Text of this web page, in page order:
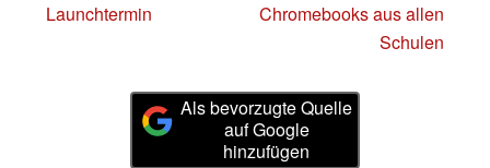
Launchtermin
Chromebooks aus allen
Schulen
Als bevorzugte Quelle
auf Google
hinzufügen